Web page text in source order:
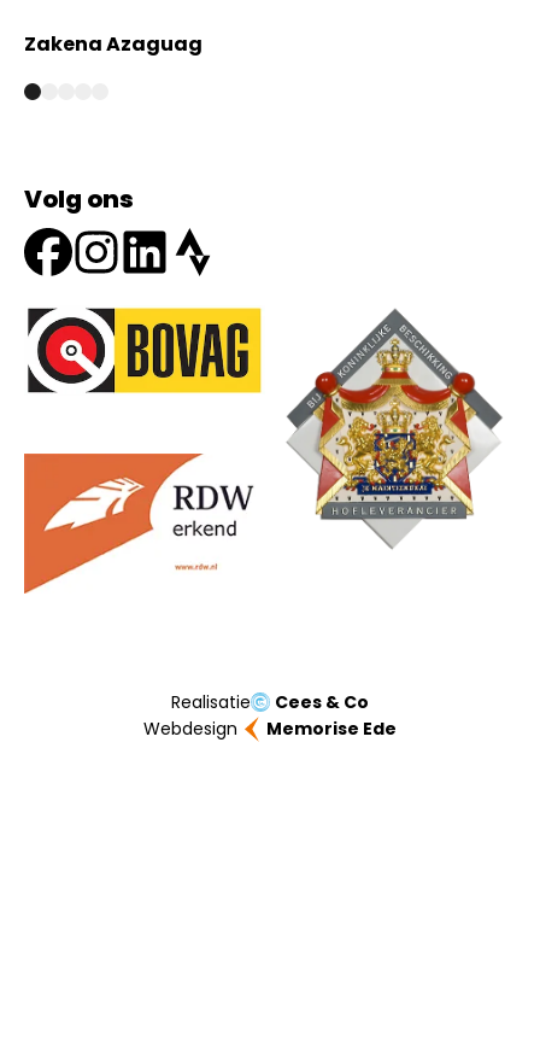
Zakena Azaguag
Volg ons
Onze partners
Realisatie
Cees & Co
Webdesign
Memorise Ede